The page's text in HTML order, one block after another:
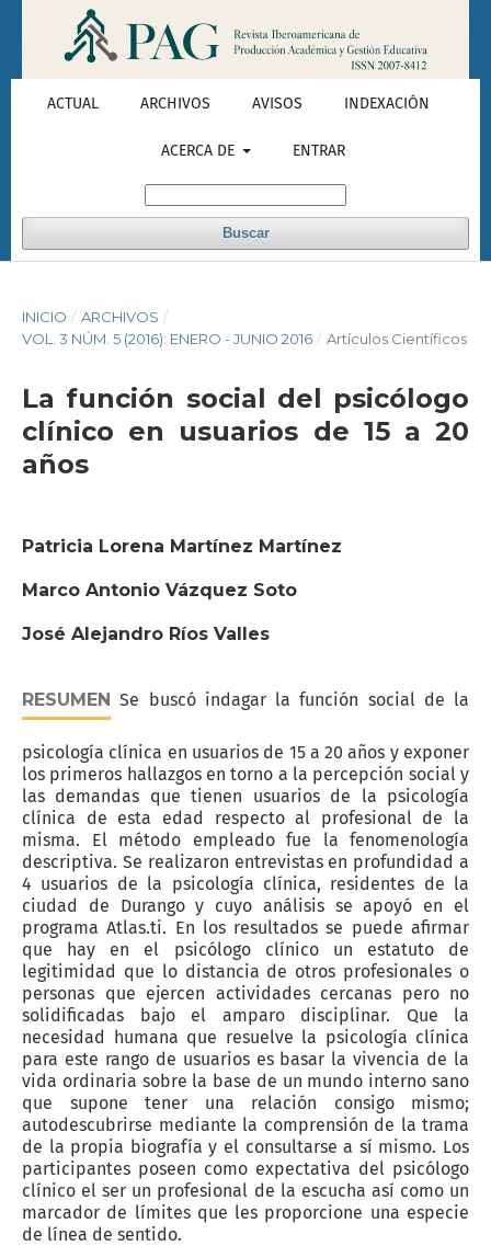
ACTUAL ARCHIVOS AVISOS INDEXACIÓN
ACERCA DE ENTRAR
Buscar
INICIO / ARCHIVOS /
VOL. 3 NÚM. 5 (2016): ENERO - JUNIO 2016 / Artículos Científicos
La función social del psicólogo
clínico en usuarios de 15 a 20
años
Patricia Lorena Martínez Martínez
Marco Antonio Vázquez Soto
José Alejandro Ríos Valles
RESUMEN Se buscó indagar la función social de la
psicología clínica en usuarios de 15 a 20 años y exponer
los primeros hallazgos en torno a la percepción social y
las demandas que tienen usuarios de la psicología
clínica de esta edad respecto al profesional de la
misma. El método empleado fue la fenomenología
descriptiva. Se realizaron entrevistas en profundidad a
4 usuarios de la psicología clínica, residentes de la
ciudad de Durango y cuyo análisis se apoyó en el
programa Atlas.ti. En los resultados se puede afirmar
que hay en el psicólogo clínico un estatuto de
legitimidad que lo distancia de otros profesionales o
personas que ejercen actividades cercanas pero no
solidificadas bajo el amparo disciplinar. Que la
necesidad humana que resuelve la psicología clínica
para este rango de usuarios es basar la vivencia de la
vida ordinaria sobre la base de un mundo interno sano
que supone tener una relación consigo mismo;
autodescubrirse mediante la comprensión de la trama
de la propia biografía y el consultarse a sí mismo. Los
participantes poseen como expectativa del psicólogo
clínico el ser un profesional de la escucha así como un
marcador de límites que les proporcione una especie
de línea de sentido.